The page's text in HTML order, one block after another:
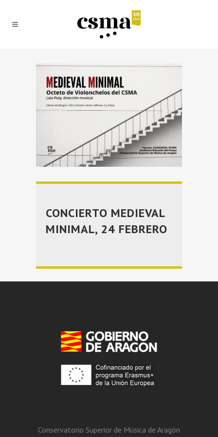
CONCIERTO MEDIEVAL
MINIMAL, 24 FEBRERO
Conservatorio Superior de Música de Aragón